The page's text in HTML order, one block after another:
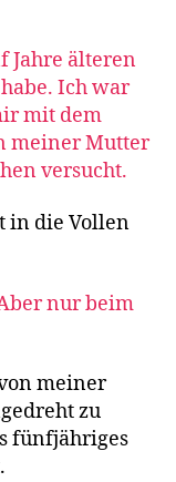
Jahre älteren
Ich war
mit dem
meiner Mutter
versucht.
in die Vollen
nur beim
meiner
zu
fünfjähriges